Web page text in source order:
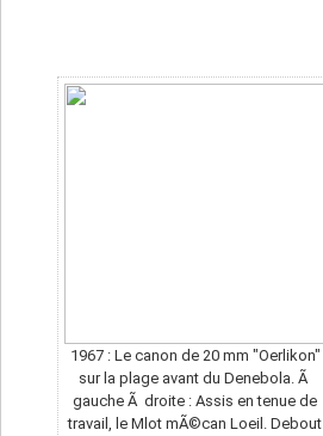
1967 : Le canon de 20 mm "Oerlikon"
sur la plage avant du Denebola. Ã
gauche Ã droite : Assis en tenue de
travail, le Mlot mÃ©can Loeil. Debout